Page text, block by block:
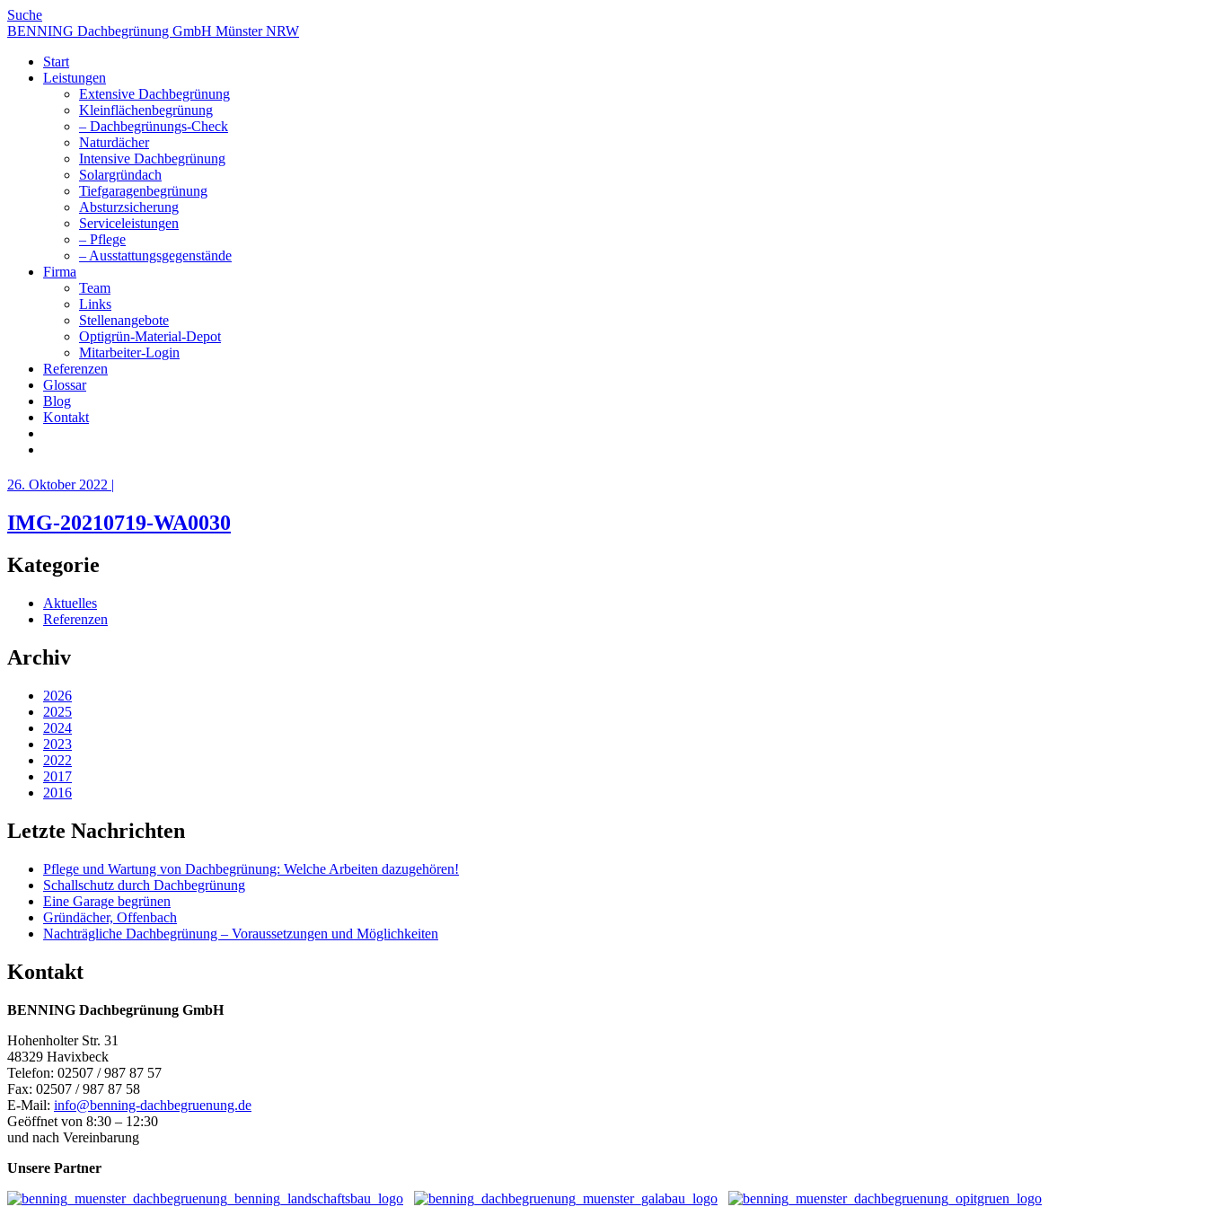
Suche
BENNING Dachbegrünung GmbH Münster NRW
Start
Leistungen
Extensive Dachbegrünung
Kleinflächenbegrünung
– Dachbegrünungs-Check
Naturdächer
Intensive Dachbegrünung
Solargründach
Tiefgaragenbegrünung
Absturzsicherung
Serviceleistungen
– Pflege
– Ausstattungsgegenstände
Firma
Team
Links
Stellenangebote
Optigrün-Material-Depot
Mitarbeiter-Login
Referenzen
Glossar
Blog
Kontakt
26. Oktober 2022 |
IMG-20210719-WA0030
Kategorie
Aktuelles
Referenzen
Archiv
2026
2025
2024
2023
2022
2017
2016
Letzte Nachrichten
Pflege und Wartung von Dachbegrünung: Welche Arbeiten dazugehören!
Schallschutz durch Dachbegrünung
Eine Garage begrünen
Gründächer, Offenbach
Nachträgliche Dachbegrünung – Voraussetzungen und Möglichkeiten
Kontakt
BENNING Dachbegrünung GmbH
Hohenholter Str. 31
48329 Havixbeck
Telefon: 02507 / 987 87 57
Fax: 02507 / 987 87 58
E-Mail: info@benning-dachbegruenung.de
Geöffnet von 8:30 – 12:30
und nach Vereinbarung
Unsere Partner